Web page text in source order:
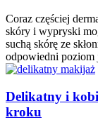
Coraz częściej
skóry i wypryski
suchą skórę ze
odpowiedni poziom
Delikatny i
kroku